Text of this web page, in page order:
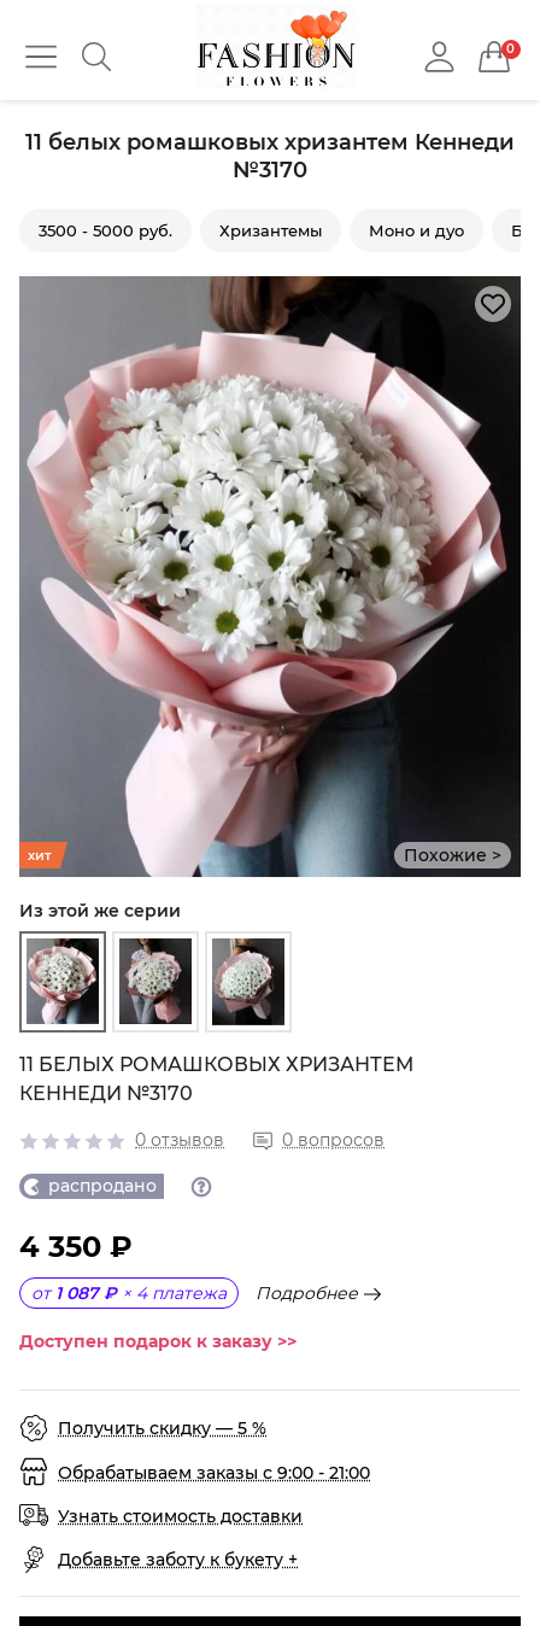
0
11 белых ромашковых хризантем Кеннеди
№3170
3500 - 5000 руб. Хризантемы Моно и дуо
Похожие >
хит
Из этой же серии
11 БЕЛЫХ РОМАШКОВЫХ ХРИЗАНТЕМ
КЕННЕДИ №3170
0 отзывов 0 вопросов
распродано
4 350 ₽
от 1 087 ₽ × 4 платежа Подробнее
Доступен подарок к заказу >>
Получить скидку — 5 %
Обрабатываем заказы с 9:00 - 21:00
Узнать стоимость доставки
Добавьте заботу к букету +